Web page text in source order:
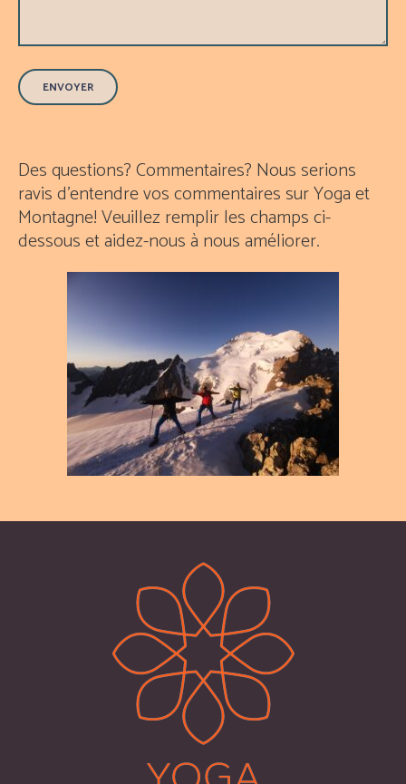
Des questions?Commentaires? Nous serions
ravis d’entendre vos commentaires sur Yoga et
Montagne!Veuillez remplir les champs ci-
dessous et aidez-nous à nous améliorer.